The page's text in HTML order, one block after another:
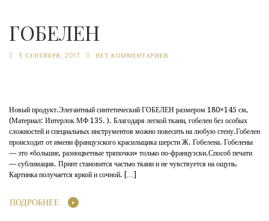
ГОБЕЛЕН
5 СЕНТЯБРЯ, 2017 НЕТ КОММЕНТАРИЕВ
Новый продукт.Элегантный синтетический ГОБЕЛЕН размером 180×145 см,
(Материал: Интерлок МФ 135. ). Благодаря легкой ткани, гобелен без особых
сложностей и специальных инструментов можно повесить на любую стену.Гобелен
происходит от имени французского красильщика шерсти Ж. Гобелена. Гобелены
— это «большие, разноцветные тряпочки» только по-французски.Способ печати
— сублимация. Принт становится частью ткани и не чувствуется на ощупь.
Картинка получается яркой и сочной. […]
ПОДРОБНЕЕ